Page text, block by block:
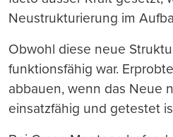
Neustrukturierung im
Obwohl diese neue
funktionsfähig war.
abbauen, wenn das Neue
einsatzfähig und getestet